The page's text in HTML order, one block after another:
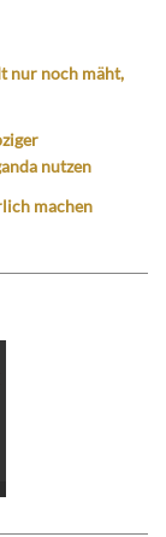
nur noch mäht,
nutzen
machen